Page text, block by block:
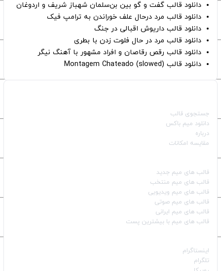
دانلود قالب گفت و گو بین بن‌سلمان شهباز شریف و اردوغان
دانلود قالب مرد درحال علف خوراندن به ترامپ فیک
دانلود قالب داریوش اقبالی در جنگ
دانلود قالب مرد در حال فلوت زدن با بطری
دانلود قالب رقص رقاصان و افراد مشهور با آهنگ نیگر
دانلود قالب Montagem Chateado (slowed)
جستجوی قالب
دانلود میم باکس
درباره
مقایسه امکانات
قالب‌ های میم جدید
قالب‌ های میم منتخب
قالب‌ های میم ویدیویی
قالب‌ های میم صوتی
قالب‌ های میم ایرانی
قالب‌ های میم با بیشترین پست
اینستاگرام
تلگرام